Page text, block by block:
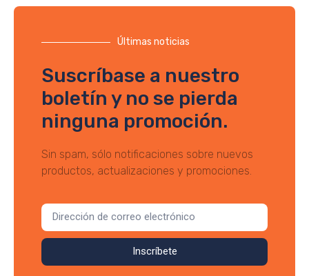
Últimas noticias
Suscríbase a nuestro
boletín y no se pierda
ninguna promoción.
Sin spam, sólo notificaciones sobre nuevos
productos, actualizaciones y promociones.
Inscríbete